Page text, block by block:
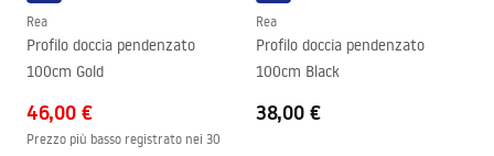
Rea
Profilo doccia pendenzato
100cm Gold
46,00 €
Prezzo più basso registrato nei 30
Rea
Profilo doccia pendenzato
100cm Black
38,00 €